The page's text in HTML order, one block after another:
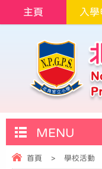
主頁 入學
MENU
首頁 > 學校活動